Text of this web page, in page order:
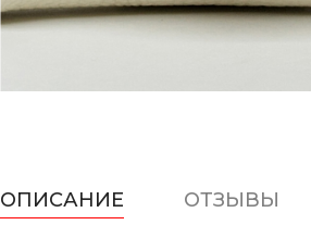
ОПИСАНИЕ ОТЗЫВЫ